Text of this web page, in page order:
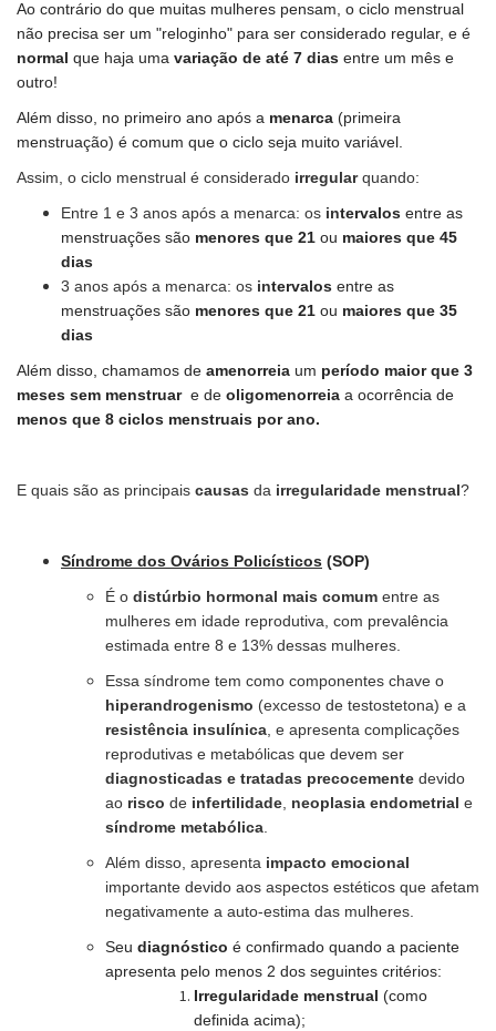
Ao contrário do que muitas mulheres pensam, o ciclo menstrual
não precisa ser um "reloginho" para ser considerado regular, e é
normal que haja uma variação de até 7 dias entre um mês e
outro!
Além disso, no primeiro ano após a menarca (primeira
menstruação) é comum que o ciclo seja muito variável.
Assim, o ciclo menstrual é considerado irregularquando:
Entre 1 e 3 anos após a menarca: os intervalos entre as
menstruações são menores que 21 ou maiores que 45
dias
3 anos após a menarca: os intervalos entre as
menstruações são menores que 21 ou maiores que 35
dias
Além disso, chamamos de amenorreia um período maior que 3
meses sem menstruare de oligomenorreia a ocorrência de
menos que 8 ciclos menstruais por ano.
E quais são as principais causas da irregularidade menstrual?
Síndrome dos Ovários Policísticos (SOP)
É o distúrbio hormonal mais comum entre as
mulheres em idade reprodutiva, com prevalência
estimada entre 8 e 13% dessas mulheres.
Essa síndrome tem como componentes chave o
hiperandrogenismo (excesso de testostetona) e a
resistência insulínica , e apresenta complicações
reprodutivas e metabólicas que devem ser
diagnosticadas e tratadas precocemente devido
ao risco de infertilidade neoplasia endometrial e
síndrome metabólica
Além disso, apresenta impacto emocional
importante devido aos aspectos estéticos que afetam
negativamente a auto-estima das mulheres.
Seu diagnóstico é confirmado quando a paciente
apresenta pelo menos 2 dos seguintes critérios:⠀
Irregularidade menstrual (como
definida acima);